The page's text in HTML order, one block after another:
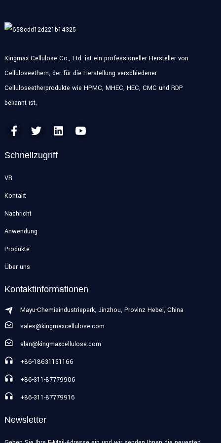
Kingmax Cellulose Co., Ltd. ist ein professioneller Hersteller von
Celluloseethern, der für die Herstellung verschiedener
Celluloseetherprodukte wie HPMC, MHEC, HEC, CMC und RDP
bekannt ist.
Schnellzugriff
VR
Kontakt
Nachricht
Anwendung
Produkte
Über uns
Kontaktinformationen
Mayu-Chemieindustriepark, Jinzhou, Provinz Hebei, China
sales@kingmaxcellulose.com
alan@kingmaxcellulose.com
+86-18631151166
+86-311-87779906
+86-311-87779916
Newsletter